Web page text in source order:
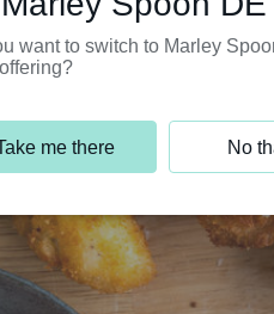
want to switch to Marley
me there No